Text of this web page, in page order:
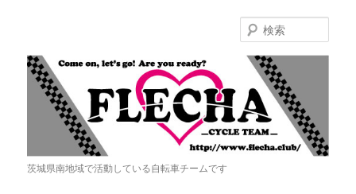
Flecha -Cycle Team-
茨城県南地域で活動している自転車チームです
索